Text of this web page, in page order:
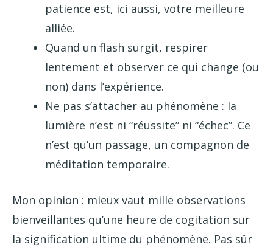
patience est, ici aussi, votre meilleure
alliée.
Quand un flash surgit, respirer
lentement et observer ce qui change (ou
non) dans l’expérience.
Ne pas s’attacher au phénomène : la
lumière n’est ni “réussite” ni “échec”. Ce
n’est qu’un passage, un compagnon de
méditation temporaire.
Mon opinion : mieux vaut mille observations
bienveillantes qu’une heure de cogitation sur
la signification ultime du phénomène. Pas sûr